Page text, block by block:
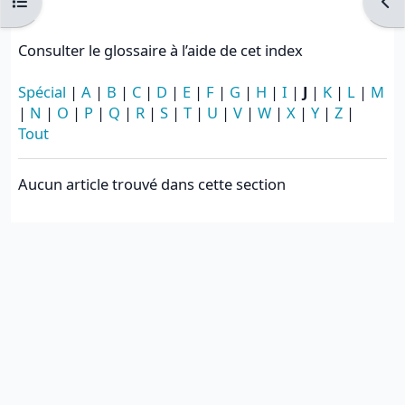
Consulter le glossaire à l’aide de cet index
Spécial | A | B | C | D | E | F | G | H | I | J | K | L | M
| N | O | P | Q | R | S | T | U | V | W | X | Y| Z |
Tout
Aucun article trouvé dans cette section